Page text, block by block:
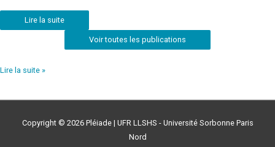
Lire la suite
Voir toutes les publications
Lire la suite »
Copyright © 2026 Pléiade| UFR LLSHS - Université Sorbonne Paris
Nord